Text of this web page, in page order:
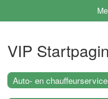
VIP
Auto- en